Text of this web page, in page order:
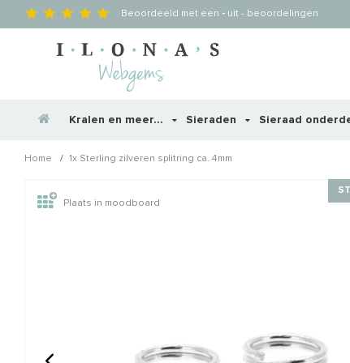
Beoordeeld met een - uit - beoordelingen
Kralen en meer... Sieraden Sieraad
Home / 1x Sterling zilveren splitring ca. 4mm
Wellicht zijn deze
Plaats in moodboard